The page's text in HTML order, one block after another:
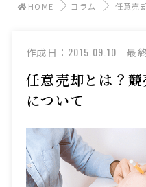
HOME コラム 任意売
作成日： 2015.09.10 最
任意売却とは？
について